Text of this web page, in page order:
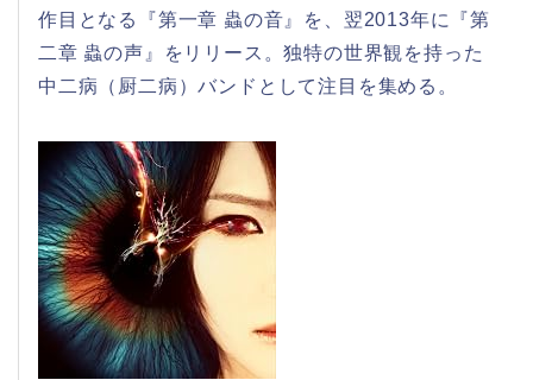
作目となる『第一章 蟲の音』を、翌2013年に『第
二章 蟲の声』をリリース。独特の世界観を持った
中二病（厨二病）バンドとして注目を集める。